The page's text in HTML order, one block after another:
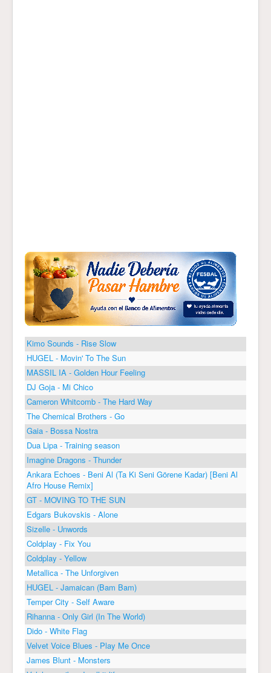
Kimo Sounds - Rise Slow
HUGEL - Movin' To The Sun
MASSIL IA - Golden Hour Feeling
DJ Goja - Mi Chico
Cameron Whitcomb - The Hard Way
The Chemical Brothers - Go
Gaia - Bossa Nostra
Dua Lipa - Training season
Imagine Dragons - Thunder
Ankara Echoes - Beni Al (Ta Ki Seni Görene Kadar) [Beni Al
Afro House Remix]
GT - MOVING TO THE SUN
Edgars Bukovskis - Alone
Sizelle - Unwords
Coldplay - Fix You
Coldplay - Yellow
Metallica - The Unforgiven
HUGEL - Jamaican (Bam Bam)
Temper City - Self Aware
Rihanna - Only Girl (In The World)
Dido - White Flag
Velvet Voice Blues - Play Me Once
James Blunt - Monsters